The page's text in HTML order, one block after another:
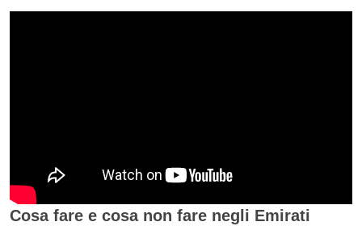
Cosa fare e cosa non fare negli Emirati